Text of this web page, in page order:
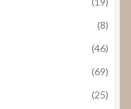
(8)
(46)
(69)
(25)